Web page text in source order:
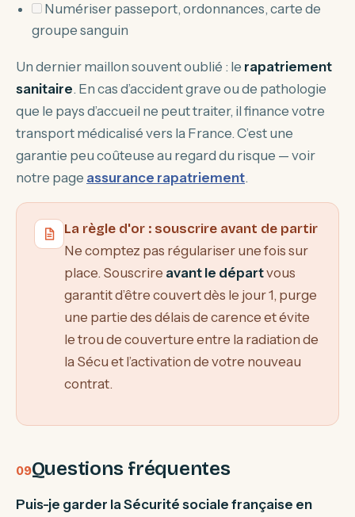
Numériser passeport, ordonnances, carte de
groupe sanguin
Un dernier maillon souvent oublié : le rapatriement
sanitaire. En cas d’accident grave ou de pathologie
que le pays d’accueil ne peut traiter, il finance votre
transport médicalisé vers la France. C’est une
garantie peu coûteuse au regard du risque — voir
notre page assurance rapatriement.
La règle d'or : souscrire avant de partir
Ne comptez pas régulariser une fois sur
place. Souscrire avant le départvous
garantit d’être couvert dès le jour 1, purge
une partie des délais de carence et évite
le trou de couverture entre la radiation de
la Sécu et l’activation de votre nouveau
contrat.
Questions fréquentes
Puis-je garder la Sécurité sociale française en